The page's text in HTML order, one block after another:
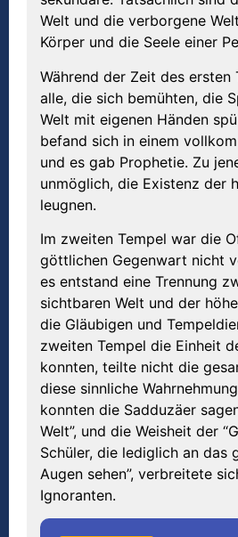
Welt und die verborgene
Körper und die Seele einer
Während der Zeit des ersten
alle, die sich bemühten, die
Welt mit eigenen Händen
befand sich in einem
und es gab Prophetie. Zu
unmöglich, die Existenz der
leugnen.
Im zweiten Tempel war die
göttlichen Gegenwart nicht
es entstand eine Trennung
sichtbaren Welt und der
die Gläubigen und
zweiten Tempel die Einheit
konnten, teilte nicht die
diese sinnliche
konnten die Sadduzäer
Welt”, und die Weisheit der
Schüler, die lediglich an das
Augen sehen”, verbreitete
Ignoranten.